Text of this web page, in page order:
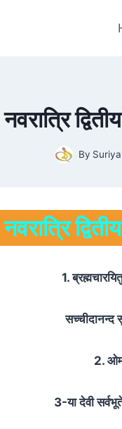
नवरात्रि
By
नवरात्रि
1.
सच्चीदानन्द
2. ओम
3-या देवी